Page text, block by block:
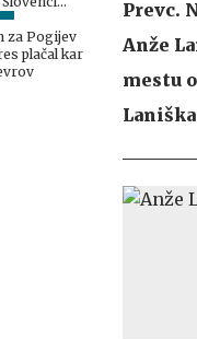
roke
za Pogijev
plačal kar
Prevc.
Anže
mestu